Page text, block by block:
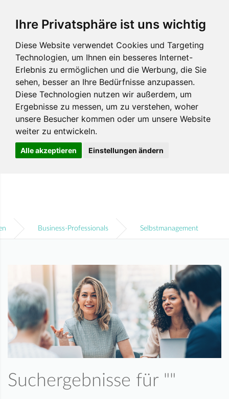
Ihre Privatsphäre ist uns wichtig
Diese Website verwendet Cookies und Targeting
Technologien, um Ihnen ein besseres Internet-
Erlebnis zu ermöglichen und die Werbung, die Sie
sehen, besser an Ihre Bedürfnisse anzupassen.
Diese Technologien nutzen wir außerdem, um
Ergebnisse zu messen, um zu verstehen, woher
unsere Besucher kommen oder um unsere Website
weiter zu entwickeln.
Alle akzeptieren Einstellungen ändern
Business-Professionals Selbstmanagement
Suchergebnisse für ""